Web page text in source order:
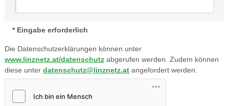
Eingabe erforderlich
Die Datenschutzerklärungen können unter
www.linznetz.at/datenschutz abgerufen werden. Zudem können
diese unter datenschutz@linznetz.at angefordert werden.